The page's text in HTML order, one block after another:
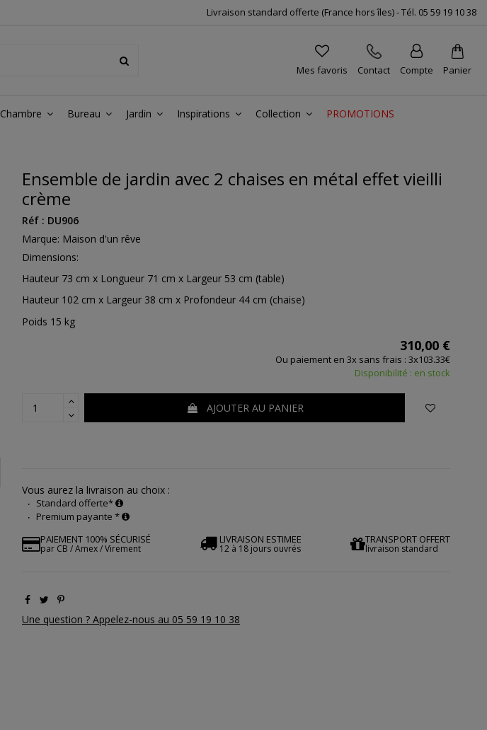
Livraison standard offerte (France hors îles) -Tél. 05 59 19 10 38
Mes favoris Contact Compte Panier
Chambre Bureau Jardin Inspirations Collection PROMOTIONS
Ensemble de jardin avec 2 chaises en métal effet vieilli
crème
Réf : DU906
Marque: Maison d'un rêve
Dimensions:
Hauteur 73 cm x Longueur 71 cm x Largeur 53 cm (table)
Hauteur 102 cm x Largeur 38 cm x Profondeur 44 cm (chaise)
Poids 15 kg
310,00 €
Ou paiement en 3x sans frais : 3x103.33€
Disponibilité : en stock
AJOUTER AU PANIER
Vous aurez la livraison au choix :
Standard offerte*
Premium payante *
PAIEMENT 100% SÉCURISÉ
par CB / Amex / Virement
LIVRAISON ESTIMEE
12 à 18 jours ouvrés
TRANSPORT OFFERT
livraison standard
Une question ? Appelez-nous au 05 59 19 10 38